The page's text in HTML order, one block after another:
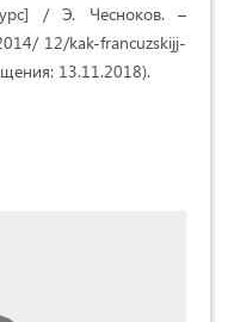
/ Э. Чесноков. –
12/kak-francuzskijj-
13.11.2018).